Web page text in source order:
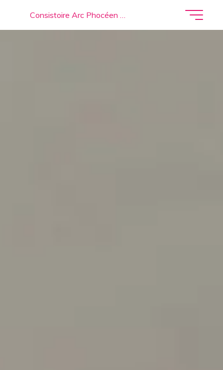
Consistoire Arc Phocéen …